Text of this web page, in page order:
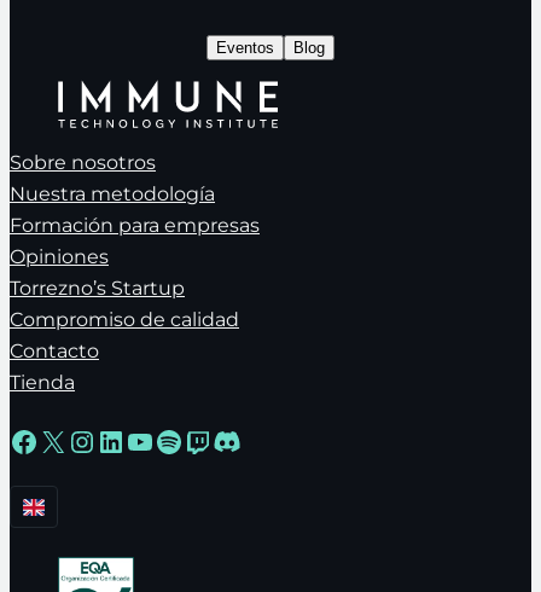
Eventos Blog
Sobre nosotros
Nuestra metodología
Formación para empresas
Opiniones
Torrezno’s Startup
Compromiso de calidad
Contacto
Tienda
Facebook
X Instagram
LinkedIn
YouTube
Spotify
Twitch
Discord